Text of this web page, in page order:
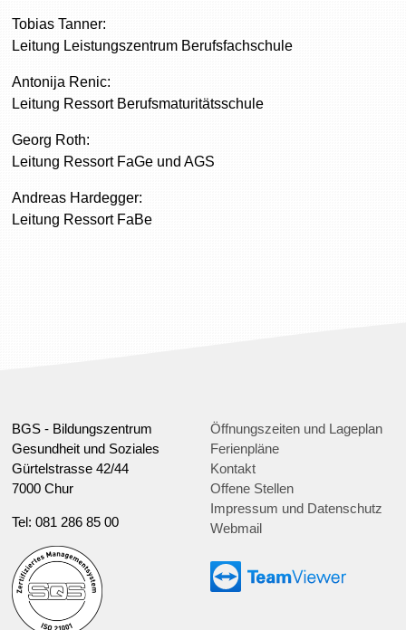
Tobias Tanner:
Leitung Leistungszentrum Berufsfachschule
Antonija Renic:
Leitung Ressort Berufsmaturitätsschule
Georg Roth:
Leitung Ressort FaGe und AGS
Andreas Hardegger:
Leitung Ressort FaBe
BGS - Bildungszentrum
Gesundheit und Soziales
Gürtelstrasse 42/44
7000 Chur
Tel: 081 286 85 00
Öffnungszeiten und Lageplan
Ferienpläne
Kontakt
Offene Stellen
Impressum und Datenschutz
Webmail